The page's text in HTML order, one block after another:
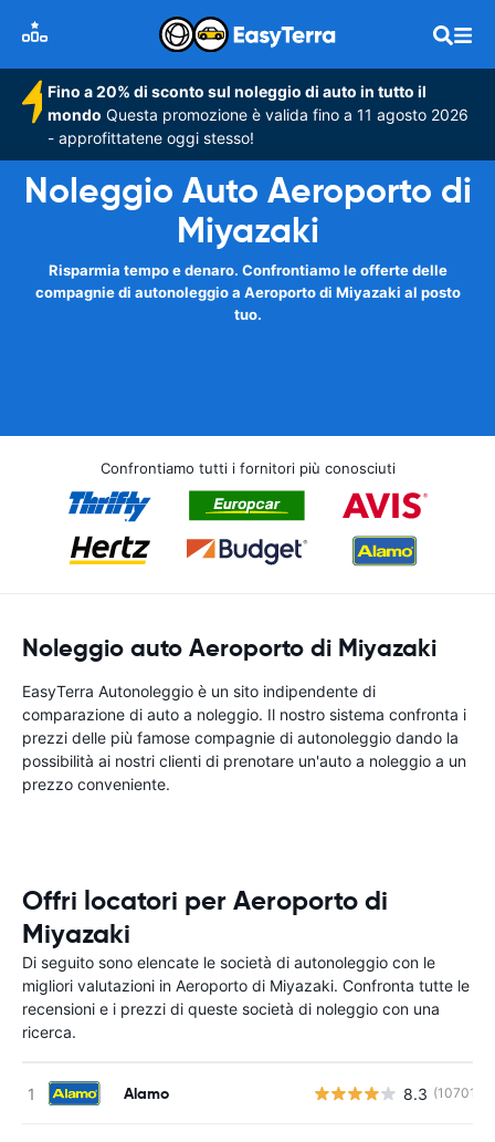
Fino a 20% di sconto sul noleggio di auto in tutto il
mondo Questa promozione è valida fino a 11 agosto 2026
- approfittatene oggi stesso!
Noleggio Auto Aeroporto di
Miyazaki
Risparmia tempo e denaro. Confrontiamo le offerte delle
compagnie di autonoleggio a Aeroporto di Miyazaki al posto
tuo.
Confrontiamo tutti i fornitori più conosciuti
Noleggio auto Aeroporto di Miyazaki
EasyTerra Autonoleggio è un sito indipendente di
comparazione di auto a noleggio. Il nostro sistema confronta i
prezzi delle più famose compagnie di autonoleggio dando la
possibilità ai nostri clienti di prenotare un'auto a noleggio a un
prezzo conveniente.
Offri locatori per Aeroporto di
Miyazaki
Di seguito sono elencate le società di autonoleggio con le
migliori valutazioni in Aeroporto di Miyazaki. Confronta tutte le
recensioni e i prezzi di queste società di noleggio con una
ricerca.
Alamo 8.3 (10701)